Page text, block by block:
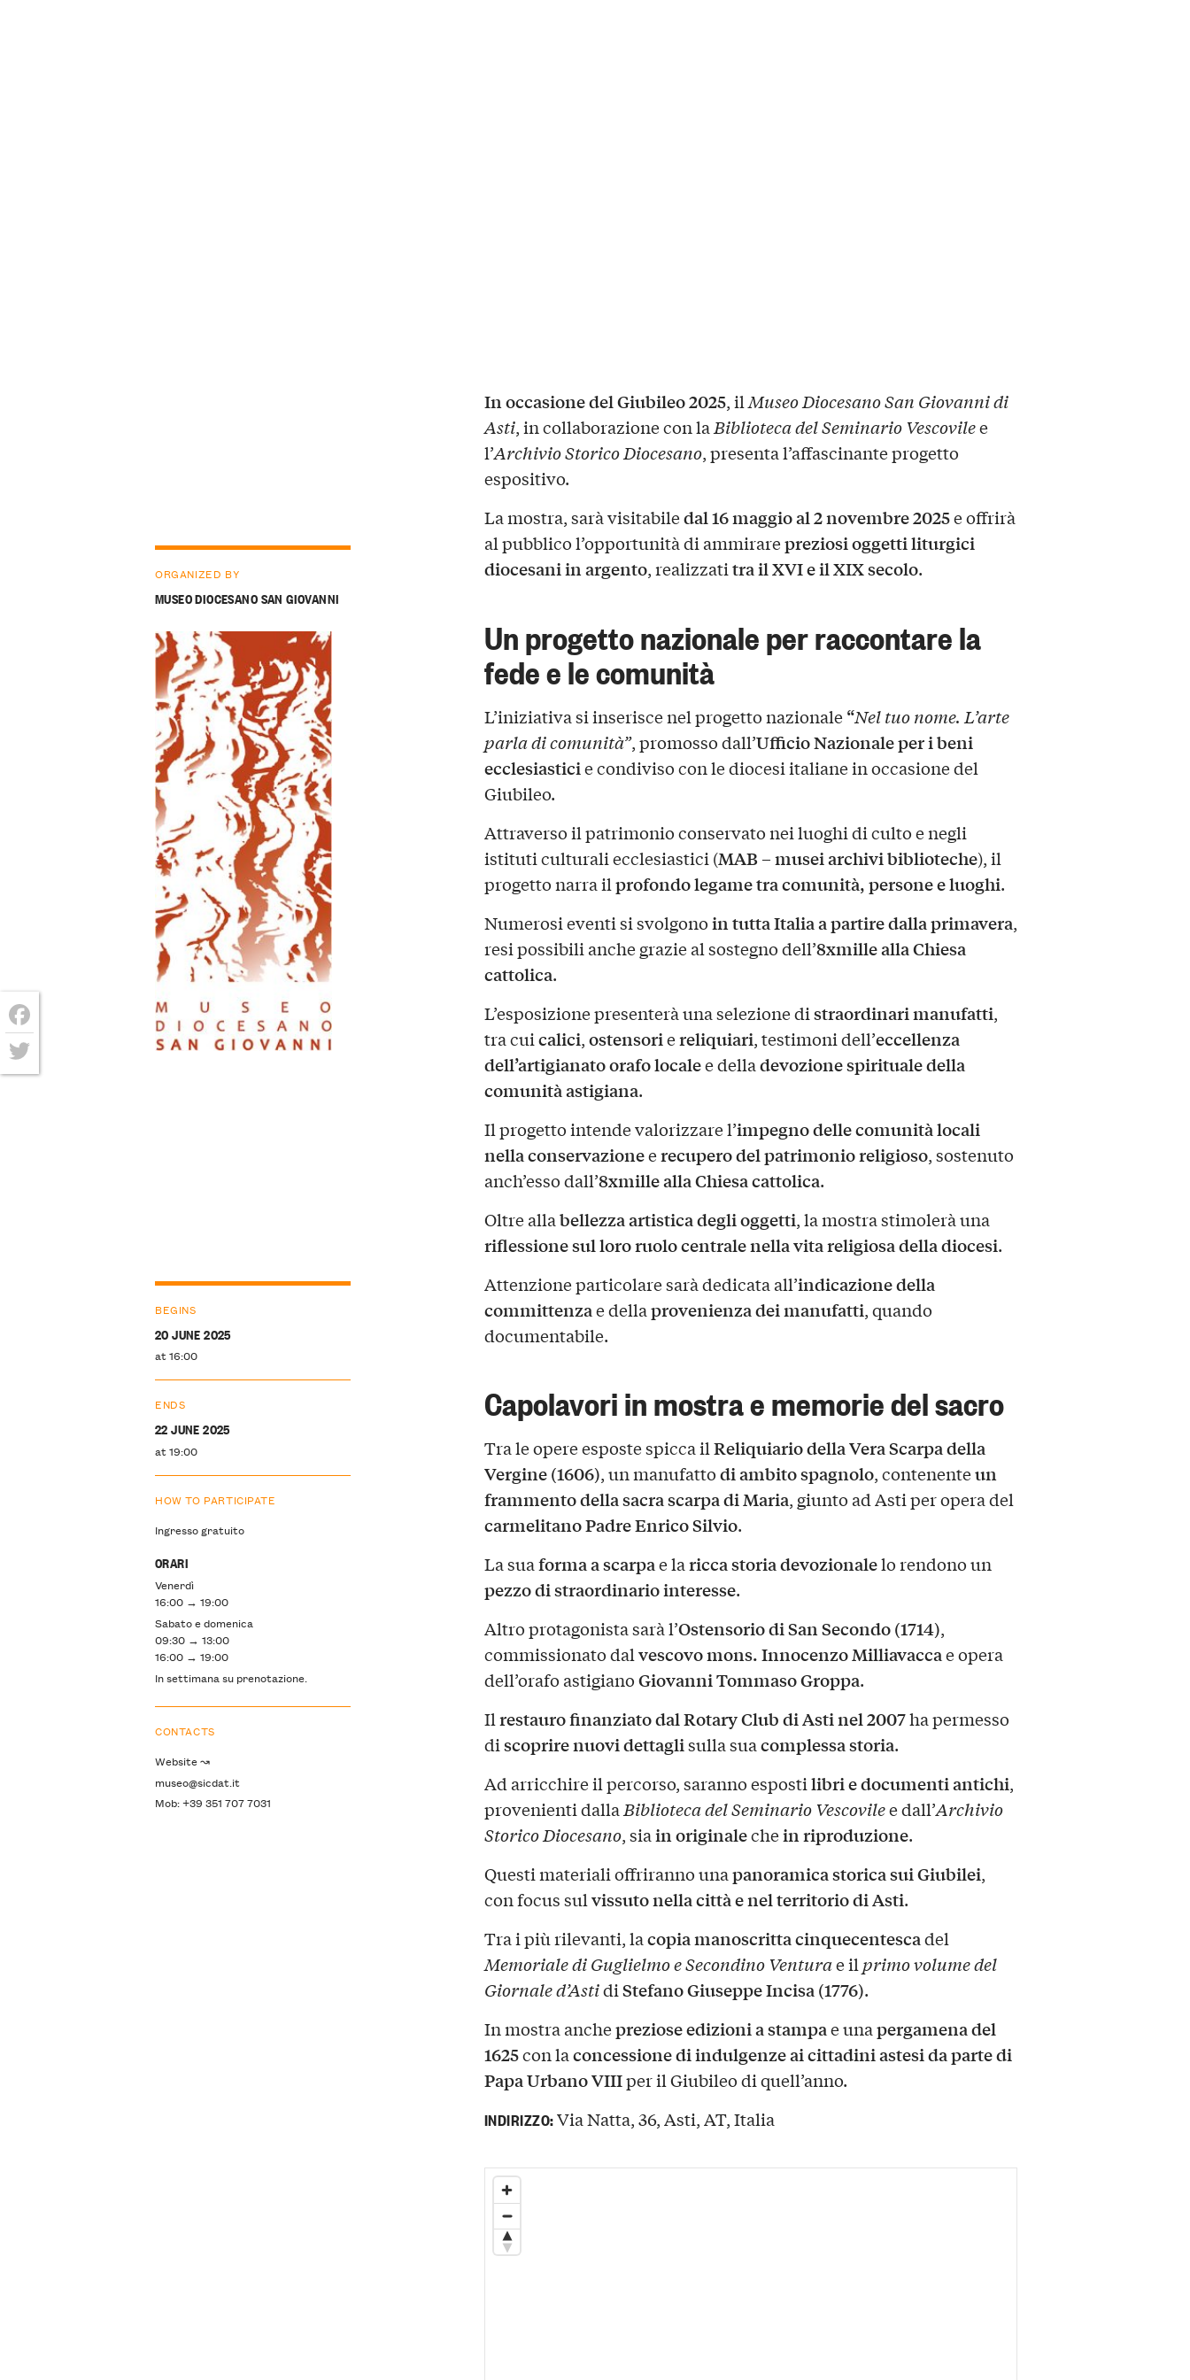
In occasione del Giubileo 2025, ilMuseo Diocesano San Giovanni di
Asti, in collaborazione con laBiblioteca del Seminario Vescovilee
l’Archivio Storico Diocesano, presenta l’affascinante progetto
espositivo.
La mostra, sarà visitabiledal 16 maggio al 2 novembre 2025e offrirà
al pubblico l’opportunità di ammirarepreziosi oggetti liturgici
diocesani in argento, realizzatitra il XVI e il XIX secolo.
Un progetto nazionale per raccontare la
fede e le comunità
L’iniziativa si inserisce nel progetto nazionale“Nel tuo nome. L’arte
parla di comunità”, promosso dall’Ufficio Nazionale per i beni
ecclesiasticie condiviso con le diocesi italiane in occasione del
Giubileo.
Attraverso il patrimonio conservato nei luoghi di culto e negli
istituti culturali ecclesiastici (MAB – musei archivi biblioteche), il
progetto narra ilprofondo legame tra comunità, persone e luoghi.
Numerosi eventi si svolgonoin tutta Italia a partire dalla primavera,
resi possibili anche grazie al sostegno dell’8xmille alla Chiesa
cattolica.
L’esposizione presenterà una selezione distraordinari manufatti,
tra cuicalici,ostensoriereliquiari, testimoni dell’eccellenza
dell’artigianato orafo localee delladevozione spirituale della
comunità astigiana.
Il progetto intende valorizzare l’impegno delle comunità locali
nella conservazioneerecupero del patrimonio religioso, sostenuto
anch’esso dall’8xmille alla Chiesa cattolica.
Oltre allabellezza artistica degli oggetti, la mostra stimolerà una
riflessione sul loro ruolo centrale nella vita religiosa della diocesi.
Attenzione particolare sarà dedicata all’indicazione della
committenzae dellaprovenienza dei manufatti, quando
documentabile.
Capolavori in mostra e memorie del sacro
Tra le opere esposte spicca ilReliquiario della Vera Scarpa della
Vergine (1606), un manufattodi ambito spagnolo, contenenteun
frammento della sacra scarpa di Maria, giunto ad Asti per opera del
carmelitano Padre Enrico Silvio.
La suaforma a scarpae laricca storia devozionalelo rendono un
pezzo di straordinario interesse.
Altro protagonista sarà l’Ostensorio di San Secondo (1714),
commissionato dalvescovo mons. Innocenzo Milliavaccae opera
dell’orafo astigianoGiovanni Tommaso Groppa.
Ilrestauro finanziato dal Rotary Club di Asti nel 2007ha permesso
discoprire nuovi dettaglisulla suacomplessa storia.
Ad arricchire il percorso, saranno espostilibri e documenti antichi,
provenienti dalla Biblioteca del Seminario Vescovilee dall’Archivio
Storico Diocesano, siain originalechein riproduzione.
Questi materiali offriranno unapanoramica storica sui Giubilei,
con focus sulvissuto nella città e nel territorio di Asti.
Tra i più rilevanti, lacopia manoscritta cinquecentescadel
Memoriale di Guglielmo e Secondino Venturae il primo volume del
Giornale d’AstidiStefano Giuseppe Incisa (1776).
In mostra anchepreziose edizioni a stampae unapergamena del
1625con laconcessione di indulgenze ai cittadini astesi da parte di
Papa Urbano VIIIper il Giubileo di quell’anno.
ORGANIZED BY
MUSEO DIOCESANO SAN GIOVANNI
BEGINS
20 JUNE 2025
at 16:00
ENDS
22 JUNE 2025
at 19:00
HOW TO PARTICIPATE
Ingresso gratuito
ORARI
Venerdì
16:00 → 19:00
Sabato e domenica
09:30 → 13:00
16:00 → 19:00
In settimana su prenotazione.
CONTACTS
Website ↝
museo@sicdat.it
Mob: +39 351 707 7031
INDIRIZZO:Via Natta, 36, Asti, AT, Italia
Facebook
Twitter